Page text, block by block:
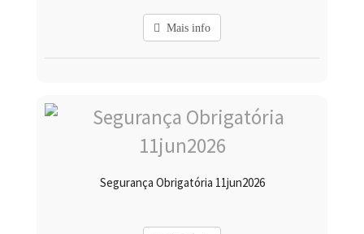
Mais info
Segurança Obrigatória 11jun2026